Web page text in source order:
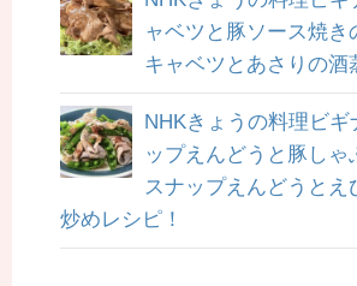
ャベツと豚ソース焼き
キャベツとあさりの酒
NHKきょうの料理ビギ
ップえんどうと豚しゃ
スナップえんどうとえ
炒めレシピ！